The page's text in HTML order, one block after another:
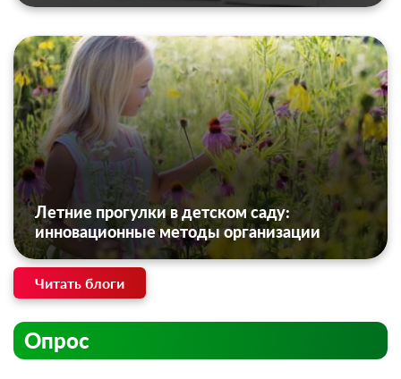
Летние прогулки в детском саду:
инновационные методы организации
Читать блоги
Опрос